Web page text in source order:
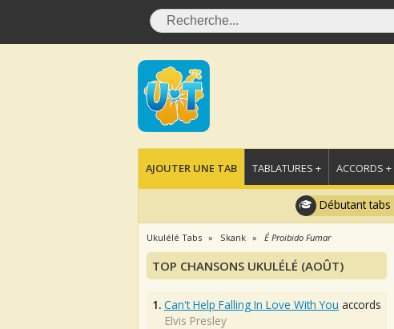
AJOUTER UNE TAB TABLATURES + ACCORDS +
Débutant tabs
Ukulélé Tabs Skank É Proibido Fumar
TOP CHANSONS UKULÉLÉ (AOÛT)
1. Can't Help Falling In Love With You accords
Elvis Presley